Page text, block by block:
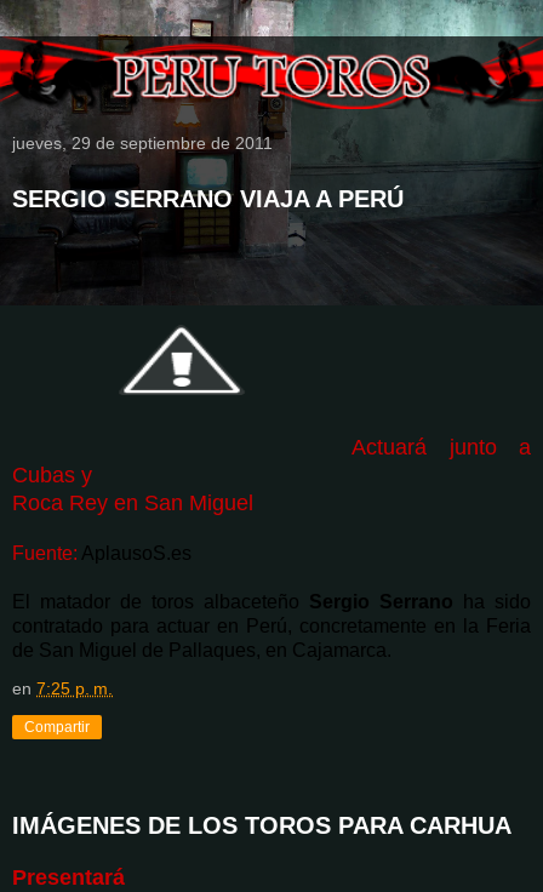
jueves, 29 de septiembre de 2011
SERGIO SERRANO VIAJA A PERÚ
Actuará junto a
Cubas y
Roca Rey en San Miguel
Fuente: AplausoS.es
El matador de toros albaceteño Sergio Serrano ha sido
contratado para actuar en Perú, concretamente en la Feria
de San Miguel de Pallaques, en Cajamarca.
en 7:25 p. m.
Compartir
IMÁGENES DE LOS TOROS PARA CARHUA
Presentará